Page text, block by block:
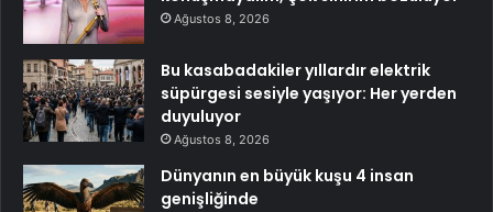
Ağustos 8, 2026
Bu kasabadakiler yıllardır elektrik
süpürgesi sesiyle yaşıyor: Her yerden
duyuluyor
Ağustos 8, 2026
Dünyanın en büyük kuşu 4 insan
genişliğinde